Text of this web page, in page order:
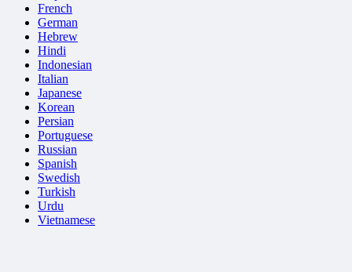
French
German
Hebrew
Hindi
Indonesian
Italian
Japanese
Korean
Persian
Portuguese
Russian
Spanish
Swedish
Turkish
Urdu
Vietnamese